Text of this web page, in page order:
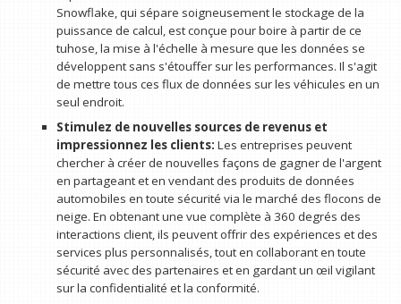
Snowflake, qui sépare soigneusement le stockage de la
puissance de calcul, est conçue pour boire à partir de ce
tuhose, la mise à l'échelle à mesure que les données se
développent sans s'étouffer sur les performances. Il s'agit
de mettre tous ces flux de données sur les véhicules en un
seul endroit.
Stimulez de nouvelles sources de revenus et
impressionnez les clients: Les entreprises peuvent
chercher à créer de nouvelles façons de gagner de l'argent
en partageant et en vendant des produits de données
automobiles en toute sécurité via le marché des flocons de
neige. En obtenant une vue complète à 360 degrés des
interactions client, ils peuvent offrir des expériences et des
services plus personnalisés, tout en collaborant en toute
sécurité avec des partenaires et en gardant un œil vigilant
sur la confidentialité et la conformité.